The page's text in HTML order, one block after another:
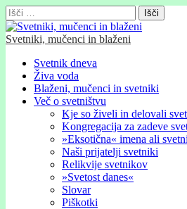
Išči:
Svetniki, mučenci in blaženi
Glavni
meni
Skip
content
Svetnik dneva
Živa voda
Blaženi, mučenci in svetniki
Več o svetništvu
Kje so živeli in delovali
Kongregacija za zadeve
»Eksotična« imena ali
Naši prijatelji svetniki
Relikvije svetnikov
»Svetost danes«
Slovar
Piškotki